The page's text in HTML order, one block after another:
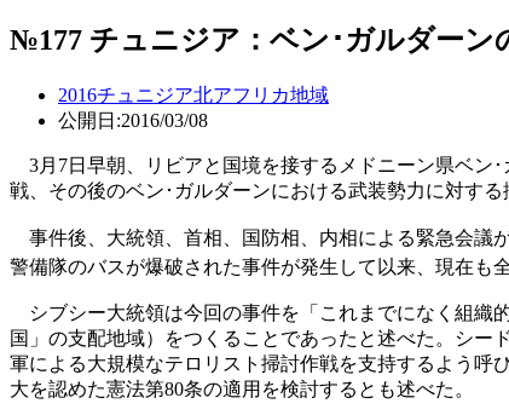
№177 チュニジア：ベン･ガルダーン
2016チュニジア北アフリカ地域
公開日:2016/03/08
3月7日早朝、リビアと国境を接するメドニーン県ベン
戦、その後のベン･ガルダーンにおける武装勢力に対す
事件後、大統領、首相、国防相、内相による緊急会議
警備隊のバスが爆破された事件が発生して以来、現在も
シブシー大統領は今回の事件を「これまでになく組織
国」の支配地域）をつくることであったと述べた。シー
軍による大規模なテロリスト掃討作戦を支持するよう呼
大を認めた憲法第80条の適用を検討するとも述べた。